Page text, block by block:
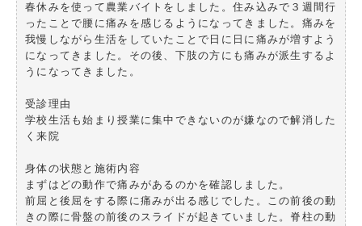
春休みを使って農業バイトをしました。住み込みで３週間行
ったことで腰に痛みを感じるようになってきました。痛みを
我慢しながら生活をしていたことで日に日に痛みが増すよう
になってきました。その後、下肢の方にも痛みが派生するよ
うになってきました。
受診理由
学校生活も始まり授業に集中できないのが嫌なので解消した
く来院
身体の状態と施術内容
まずはどの動作で痛みがあるのかを確認しました。
前屈と後屈をする際に痛みが出る感じでした。この前後の動
きの際に骨盤の前後のスライドが起きていました。脊柱の動